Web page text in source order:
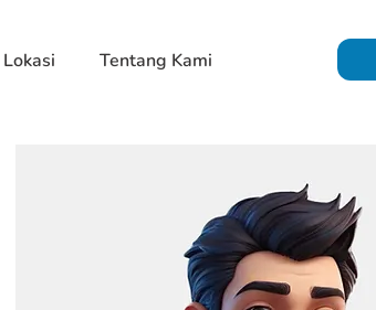
Lokasi Tentang Kami